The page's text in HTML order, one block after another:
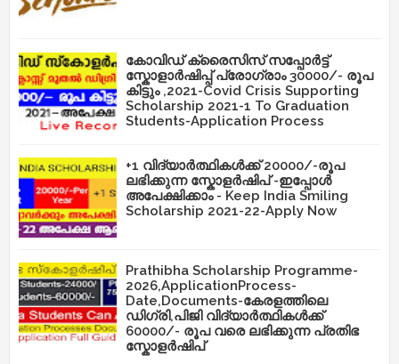
കോവിഡ് ക്രൈസിസ് സപ്പോർട്ട്
സ്കോളാർഷിപ്പ് പ്രോഗ്രാം 30000/- രൂപ
കിട്ടും ,2021-Covid Crisis Supporting
Scholarship 2021-1 To Graduation
Students-Application Process
+1 വിദ്യാർത്ഥികൾക്ക് 20000/-രൂപ
ലഭിക്കുന്ന സ്കോളർഷിപ് -ഇപ്പോൾ
അപേക്ഷിക്കാം - Keep India Smiling
Scholarship 2021-22-Apply Now
Prathibha Scholarship Programme-
2026,ApplicationProcess-
Date,Documents-കേരളത്തിലെ
ഡിഗ്രി,പിജി വിദ്യാർത്ഥികൾക്ക്
60000/- രൂപ വരെ ലഭിക്കുന്ന പ്രതിഭ
സ്കോളർഷിപ്